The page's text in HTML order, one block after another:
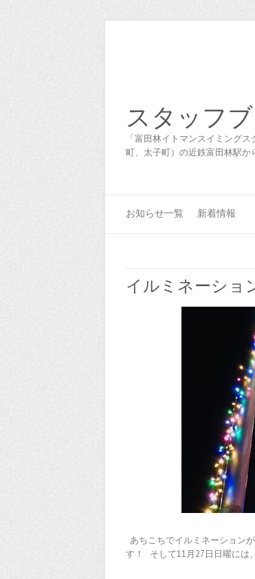
スタッフ
「富田林イトマンスイミング
町、太子町）の近鉄富田林駅
お知らせ一覧 新着情報
イルミネーショ
あちこちでイルミネーション
す！ そして11月27日日曜には